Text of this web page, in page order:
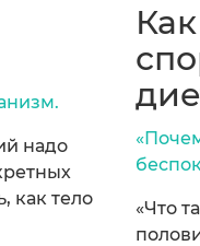
надо
как тело
«Что